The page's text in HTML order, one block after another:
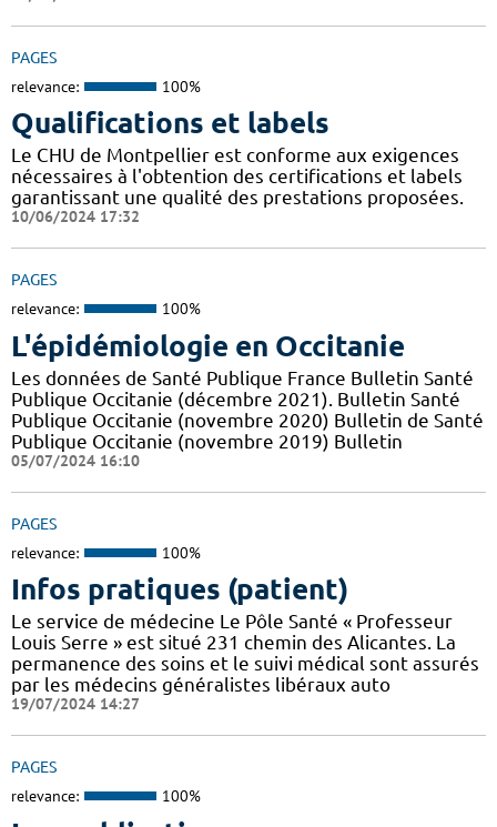
PAGES
relevance: 100%
Qualifications et labels
Le CHU de Montpellier est conforme aux exigences
nécessaires à l'obtention des certifications et labels
garantissant une qualité des prestations proposées.
10/06/2024 17:32
PAGES
relevance: 100%
L'épidémiologie en Occitanie
Les données de Santé Publique France Bulletin Santé
Publique Occitanie (décembre 2021). Bulletin Santé
Publique Occitanie (novembre 2020) Bulletin de Santé
Publique Occitanie (novembre 2019) Bulletin
05/07/2024 16:10
PAGES
relevance: 100%
Infos pratiques (patient)
Le service de médecine Le Pôle Santé « Professeur
Louis Serre » est situé 231 chemin des Alicantes. La
permanence des soins et le suivi médical sont assurés
par les médecins généralistes libéraux auto
19/07/2024 14:27
PAGES
relevance: 100%